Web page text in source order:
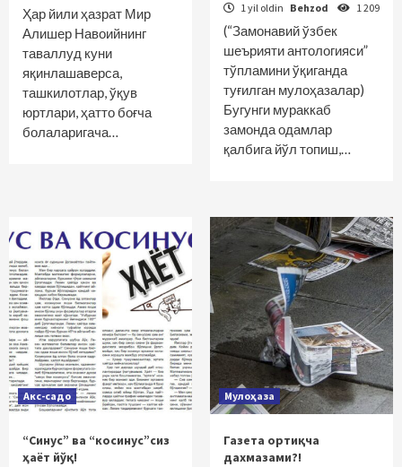
Ҳар йили ҳазрат Мир
Алишер Навоийнинг
таваллуд куни
яқинлашаверса,
ташкилотлар, ўқув
юртлари, ҳатто боғча
болаларигача…
1 yil oldin Behzod 1 209
(“Замонавий ўзбек
шеърияти антологияси”
тўпламини ўқиганда
туғилган мулоҳазалар)
Бугунги мураккаб
замонда одамлар
қалбига йўл топиш,…
Акс-садо
“Синус” ва “косинус”сиз
ҳаёт йўқ!
Мулоҳаза
Газета ортиқча
дахмазами?!